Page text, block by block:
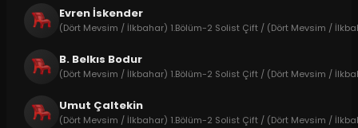
Evren İskender
(Dört Mevsim / İlkbahar) 1.Bölüm-2 Solist Çift / (Dört Mevsim /
B. Belkıs Bodur
(Dört Mevsim / İlkbahar) 1.Bölüm-2 Solist Çift / (Dört Mevsim /
Umut Çaltekin
(Dört Mevsim / İlkbahar) 1.Bölüm-2 Solist Çift / (Dört Mevsim /